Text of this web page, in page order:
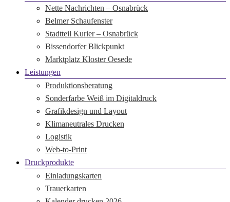
Nette Nachrichten – Osnabrück
Belmer Schaufenster
Stadtteil Kurier – Osnabrück
Bissendorfer Blickpunkt
Marktplatz Kloster Oesede
Leistungen
Produktionsberatung
Sonderfarbe Weiß im Digitaldruck
Grafikdesign und Layout
Klimaneutrales Drucken
Logistik
Web-to-Print
Druckprodukte
Einladungskarten
Trauerkarten